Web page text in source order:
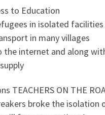
to Education
in isolated
in many villages
the internet and along
TEACHERS ON THE
broke the isolation